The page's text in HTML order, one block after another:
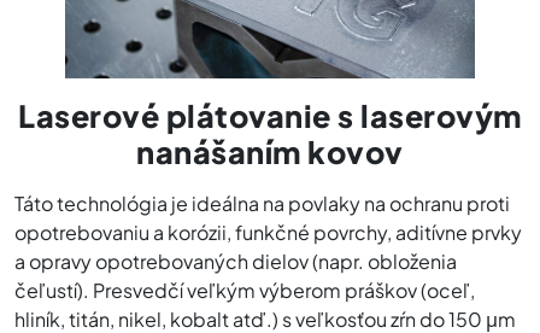
Laserové plátovanie s laserovým
nanášaním kovov
Táto technológia je ideálna na povlaky na ochranu proti
opotrebovaniu a korózii, funkčné povrchy, aditívne prvky
a opravy opotrebovaných dielov (napr. obloženia
čeľustí). Presvedčí veľkým výberom práškov (oceľ,
hliník, titán, nikel, kobalt atď.) s veľkosťou zŕn do 150 μm